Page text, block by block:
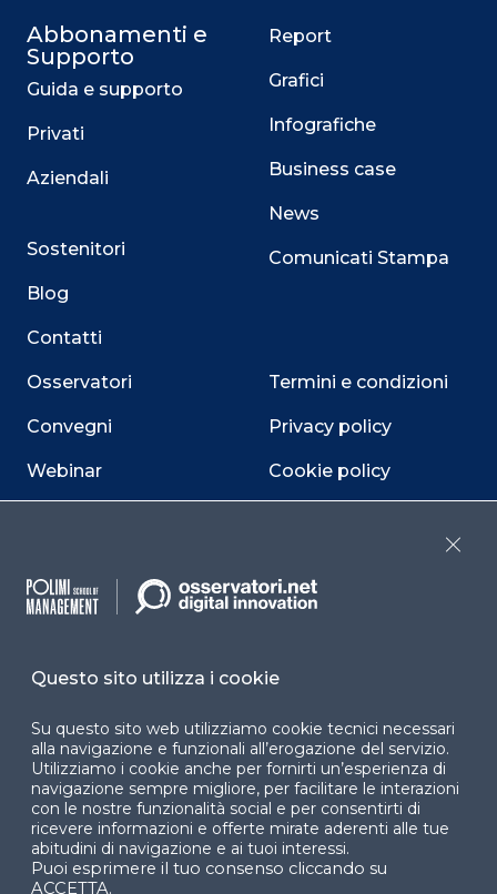
Abbonamenti e
Supporto
Guida e supporto
Privati
Aziendali
Sostenitori
Blog
Contatti
Osservatori
Convegni
Webinar
Report
Grafici
Infografiche
Business case
News
Comunicati Stampa
Termini e condizioni
Privacy policy
Cookie policy
accessibilità
Facebook LinkedIn
YouTube X
Questo sito utilizza i cookie
Su questo sito web utilizziamo cookie tecnici necessari
alla navigazione e funzionali all’erogazione del servizio.
Utilizziamo i cookie anche per fornirti un’esperienza di
navigazione sempre migliore, per facilitare le interazioni
con le nostre funzionalità social e per consentirti di
ricevere informazioni e offerte mirate aderenti alle tue
abitudini di navigazione e ai tuoi interessi.
Puoi esprimere il tuo consenso cliccando su
ACCETTA.